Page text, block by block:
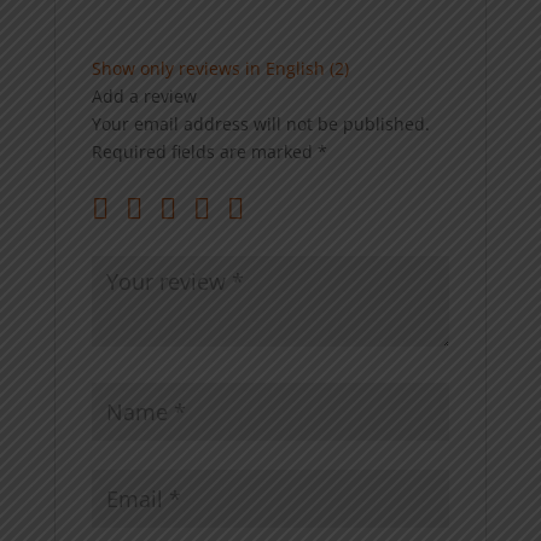
Show only reviews in English (2)
Add a review
Your email address will not be published.
Required fields are marked *